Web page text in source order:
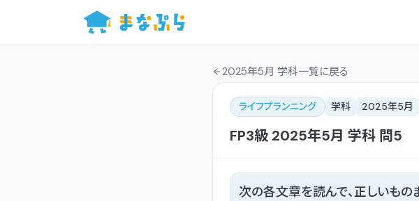
2025年5月 学科一覧に戻る
ライフプランニング 学科 2025年5月
FP3級 2025年5月 学科 問5
次の各文章を読んで、正しいも